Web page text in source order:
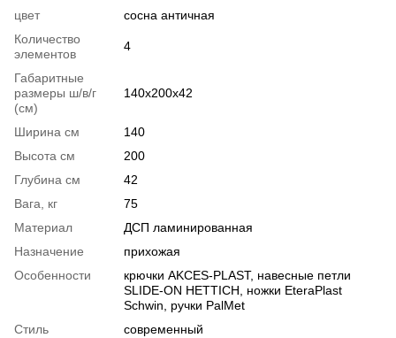
цвет
сосна античная
Количество
элементов
4
Габаритные
размеры ш/в/г
(см)
140х200х42
Ширина см
140
Высота см
200
Глубина см
42
Вага, кг
75
Материал
ДСП ламинированная
Назначение
прихожая
Особенности
крючки AKCES-PLAST, навесные петли
SLIDE-ON HETTICH, ножки EteraPlast
Schwin, ручки PalMet
Стиль
современный